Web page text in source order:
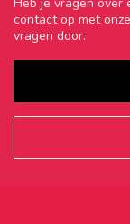
contact op met
vragen door.